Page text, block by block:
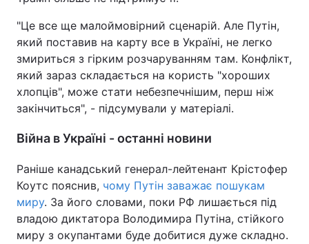
"Це все ще малоймовірний сценарій. Але Путін,
який поставив на карту все в Україні, не легко
змириться з гірким розчаруванням там. Конфлікт,
який зараз складається на користь "хороших
хлопців", може стати небезпечнішим, перш ніж
закінчиться", - підсумували у матеріалі.
Війна в Україні - останні новини
Раніше канадський генерал-лейтенант Крістофер
Коутс пояснив, чому Путін заважає пошукам
миру. За його словами, поки РФ лишається під
владою диктатора Володимира Путіна, стійкого
миру з окупантами буде добитися дуже складно.